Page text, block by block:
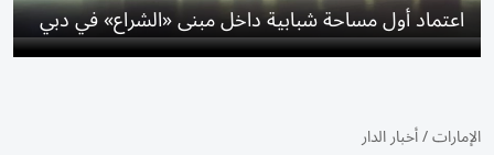
اعتماد أول مساحة شبابية داخل مبنى «الشراع» في دبي
الإمارات/أخبار الدار